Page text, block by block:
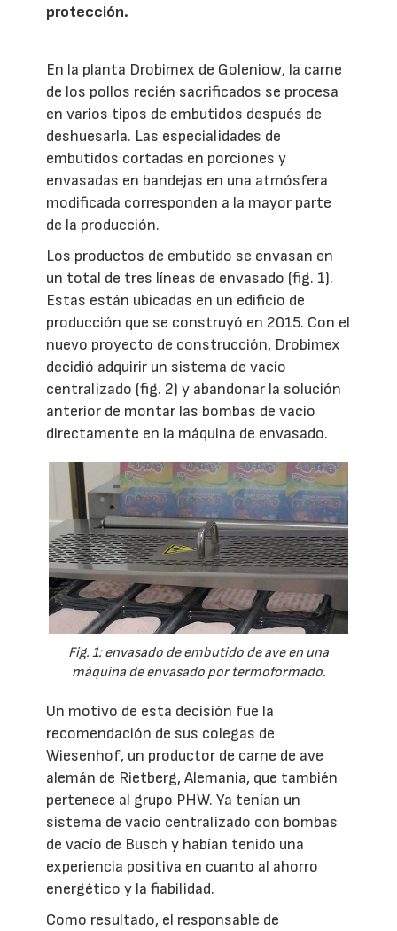
protección.
En la planta Drobimex de Goleniow, la carne
de los pollos recién sacrificados se procesa
en varios tipos de embutidos después de
deshuesarla. Las especialidades de
embutidos cortadas en porciones y
envasadas en bandejas en una atmósfera
modificada corresponden a la mayor parte
de la producción.
Los productos de embutido se envasan en
un total de tres líneas de envasado (fig. 1).
Estas están ubicadas en un edificio de
producción que se construyó en 2015. Con el
nuevo proyecto de construcción, Drobimex
decidió adquirir un sistema de vacío
centralizado (fig. 2) y abandonar la solución
anterior de montar las bombas de vacío
directamente en la máquina de envasado.
Fig. 1: envasado de embutido de ave en una
máquina de envasado por termoformado.
Un motivo de esta decisión fue la
recomendación de sus colegas de
Wiesenhof, un productor de carne de ave
alemán de Rietberg, Alemania, que también
pertenece al grupo PHW. Ya tenían un
sistema de vacío centralizado con bombas
de vacío de Busch y habían tenido una
experiencia positiva en cuanto al ahorro
energético y la fiabilidad.
Como resultado, el responsable de